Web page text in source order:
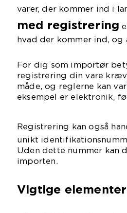
varer, der kommer ind i
med registrering
hvad der kommer ind,
For dig som importør
registrering din vare
måde, og reglerne kan
eksempel er elektronik,
Registrering kan også
unikt
Uden dette nummer kan
importen.
Vigtige